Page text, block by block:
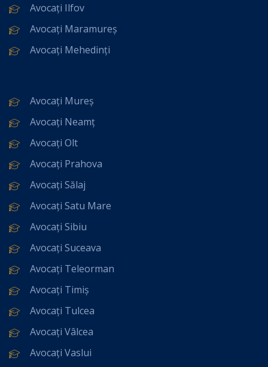
Avocați Ilfov
Avocați Maramureș
Avocați Mehedinți
Avocați Mureș
Avocați Neamț
Avocați Olt
Avocați Prahova
Avocați Sălaj
Avocați Satu Mare
Avocați Sibiu
Avocați Suceava
Avocați Teleorman
Avocați Timiș
Avocați Tulcea
Avocați Vâlcea
Avocați Vaslui